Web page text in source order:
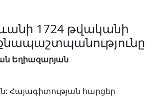
1724 թվականի
Եղիազարյան
Հայագիտության հարցեր